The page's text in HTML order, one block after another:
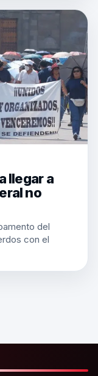
llegar a
no
del
con el